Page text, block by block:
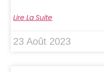
Lire La Suite
23 Août 2023